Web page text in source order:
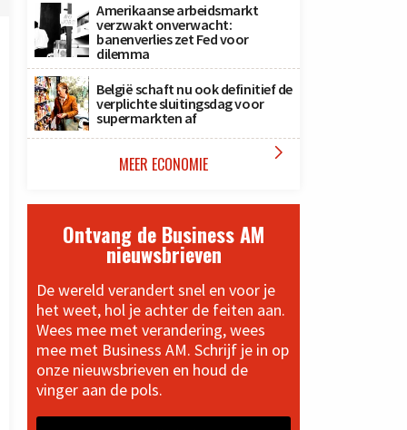
Amerikaanse arbeidsmarkt
verzwakt onverwacht:
banenverlies zet Fed voor
dilemma
België schaft nu ook definitief de
verplichte sluitingsdag voor
supermarkten af
MEER ECONOMIE 
Ontvang de Business AM
nieuwsbrieven
De wereld verandert snel en voor je
het weet, hol je achter de feiten aan.
Wees mee met verandering, wees
mee met Business AM. Schrijf je in op
onze nieuwsbrieven en houd de
vinger aan de pols.